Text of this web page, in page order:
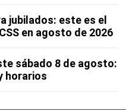
jubilados: este es el
en agosto de 2026
sábado 8 de agosto:
horarios